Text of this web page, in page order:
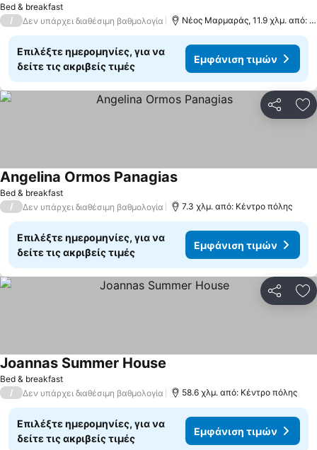
Bed & breakfast
/ Δεν υπάρχει διαθέσιμη βαθμολογία Νέος Μαρμαράς, 11.9 χλμ. από: Άγιος Ιωάννης Σιθωνίας
Επιλέξτε ημερομηνίες, για να
δείτε τις ακριβείς τιμές
Εμφάνιση τιμών
Bed & breakfast
Angelina Ormos Panagias
/ Δεν υπάρχει διαθέσιμη βαθμολογία 7.3 χλμ. από: Κέντρο πόλης
Επιλέξτε ημερομηνίες, για να
δείτε τις ακριβείς τιμές
Εμφάνιση τιμών
Bed & breakfast
Joannas Summer House
/ Δεν υπάρχει διαθέσιμη βαθμολογία 58.6 χλμ. από: Κέντρο πόλης
Επιλέξτε ημερομηνίες, για να
δείτε τις ακριβείς τιμές
Εμφάνιση τιμών